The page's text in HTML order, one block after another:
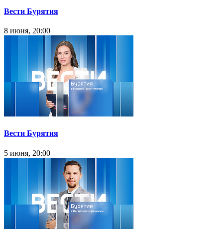
Вести Бурятия
8 июня, 20:00
Вести Бурятия
5 июня, 20:00